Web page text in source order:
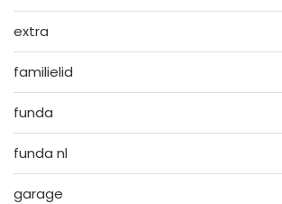
extra
familielid
funda
funda nl
garage